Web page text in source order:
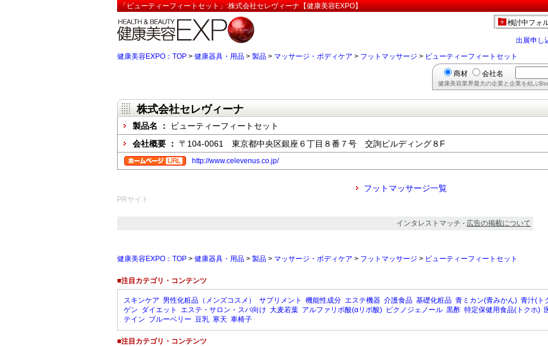
「ビューティーフィートセット」:株式会社セレヴィーナ【健康美容EXPO】
検討中フォ
出展申し
健康美容EXPO：TOP > 健康器具・用品 > 製品 > マッサージ・ボディケア > フットマッサージ > ビューティーフィートセット
商材 会社名
健康美容業界最大の企業と企業を結ぶ
株式会社セレヴィーナ
製品名 ：
ビューティーフィートセット
会社概要 ： 〒104-0061 東京都中央区銀座６丁目８番７号 交詢ビルディング８F
http://www.celevenus.co.jp/
フットマッサージ一覧
PRサイト
インタレストマッチ - 広告の掲載について
健康美容EXPO：TOP > 健康器具・用品 > 製品 > マッサージ・ボディケア > フットマッサージ > ビューティーフィートセット
■注目カテゴリ・コンテンツ
スキンケア 男性化粧品（メンズコスメ） サプリメント 機能性成分 エステ機器 介護食品 基礎化粧品 青ミカン(青みかん) 青汁(ト
ゲン ダイエット エステ・サロン・スパ向け 大麦若葉 アルファリポ酸(αリポ酸) ピクノジェノール 黒酢 特定保健用食品(トクホ)
テイン ブルーベリー 豆乳 寒天 車椅子
■注目カテゴリ・コンテンツ